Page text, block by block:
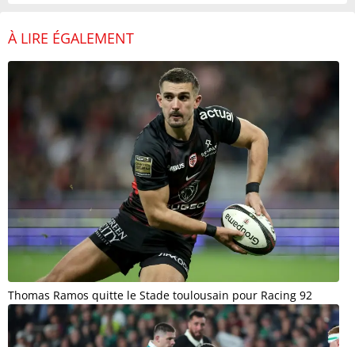
À LIRE ÉGALEMENT
Thomas Ramos quitte le Stade toulousain pour Racing 92